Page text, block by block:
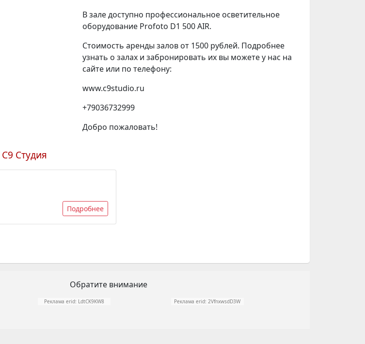
В зале доступно профессиональное осветительное
оборудование Profoto D1 500 AIR.
Стоимость аренды залов от 1500 рублей. Подробнее
узнать о залах и забронировать их вы можете у нас на
сайте или по телефону:
www.c9studio.ru
+79036732999
Добро пожаловать!
С9 Студия
Подробнее
Обратите внимание
Реклама erid: LdtCK9KW8 Реклама erid: 2VfnxwsdD3W